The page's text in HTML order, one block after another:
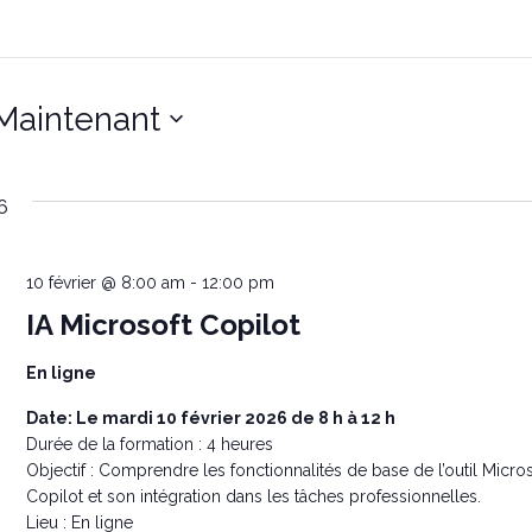
IA Microsoft Copilot
10 février @ 8:00 am - 12:00 pm
En ligne
Date: Le mardi 10 février 2026 de 8 h à 12 h
Durée de la formation : 4 heures
Objectif : Comprendre les fonctionnalités de base de l’outil
Copilot et son intégration dans les tâches professionnelles.
Lieu : En ligne